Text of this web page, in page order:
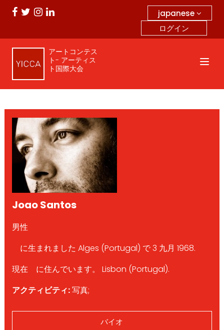
japanese
ログイン
アートコンテス
ト- アーティス
ト国際大会
Joao Santos
男性
に生まれました Alges (Portugal) で 3 九月 1968.
現在 に住んでいます。 Lisbon (Portugal).
アクティビティ:写真;
バイオ